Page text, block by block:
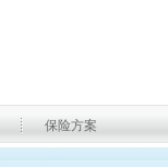
保险方案